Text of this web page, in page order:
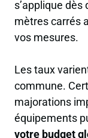
s’applique
mètres carrés
vos mesures.
Les taux
commune.
majorations
équipements
votre budget